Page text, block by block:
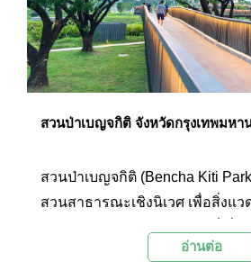
สวนป่าเบญจกิติ จังหวัดกรุงเทพมหา
สวนป่าเบญจกิติ (Bencha Kiti
สวนสาธารณะเชิงนิเวศ เพื่อสิ่งแ
ติเดิม ถือเป็นสวนสาธารณะแห่งใ
อ่านต่อ